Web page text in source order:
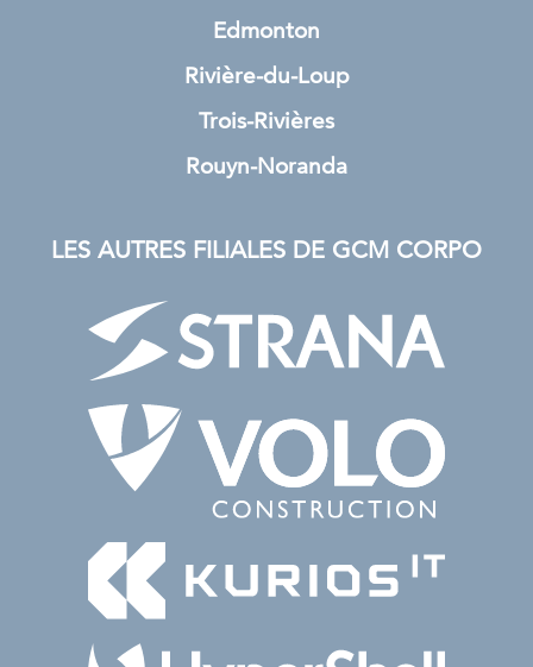
Edmonton
Rivière-du-Loup
Trois-Rivières
Rouyn-Noranda
LES AUTRES FILIALES DE GCM CORPO